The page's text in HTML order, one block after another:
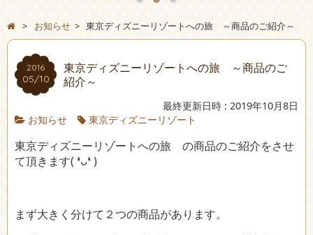
> お知らせ > 東京ディズニーリゾートへの旅 ～商品のご紹介～
2016
05/10
東京ディズニーリゾートへの旅 ～商品のご
紹介～
最終更新日時 : 2019年10月8日
お知らせ
東京ディズニーリゾート
東京ディズニーリゾートへの旅 の商品のご紹介をさせ
て頂きます( ❛ᴗ❛ )
まず大きく分けて２つの商品があります。